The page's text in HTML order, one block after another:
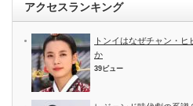
アクセスランキング
トンイはなぜチャン・
か
39ビュー